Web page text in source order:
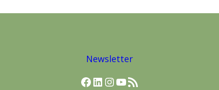
Newsletter
Facebook
LinkedIn
Instagram
YouTube
Flux RSS